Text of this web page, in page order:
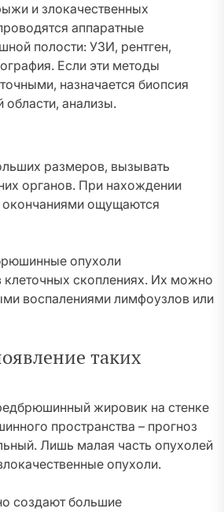
и злокачественных
аппаратные
полости: УЗИ, рентген,
Если эти методы
назначается биопсия
области, анализы.
размеров, вызывать
органов. При нахождении
ощущаются
опухоли
клеточных скоплениях. Их можно
воспалениями лимфоузлов или
таких
жировик на стенке
пространства – прогноз
Лишь малая часть опухолей
опухоли.
создают большие